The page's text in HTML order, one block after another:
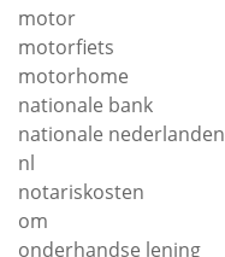
motor
motorfiets
motorhome
nationale bank
nationale nederlanden
nl
notariskosten
om
onderhandse lening